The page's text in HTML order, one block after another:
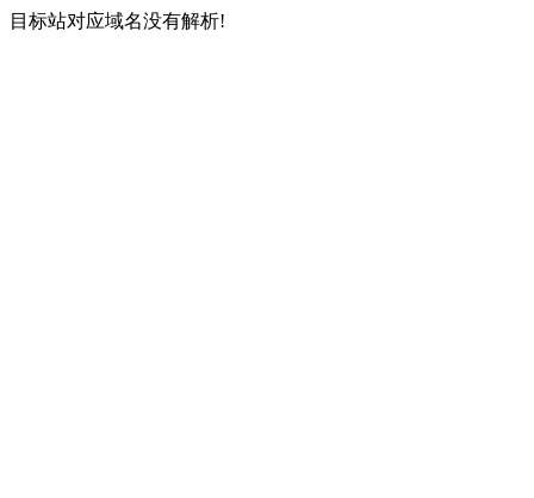
目标站对应域名没有解析!